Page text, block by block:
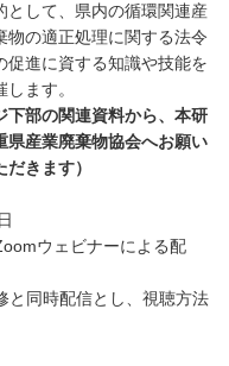
して、県内の循環関連産
物の適正処理に関する法令
促進に資する知識や技能を
ます。
下部の関連資料から、本研
県産業廃棄物協会へお願い
きます）
ウェビナーによる配
同時配信とし、視聴方法